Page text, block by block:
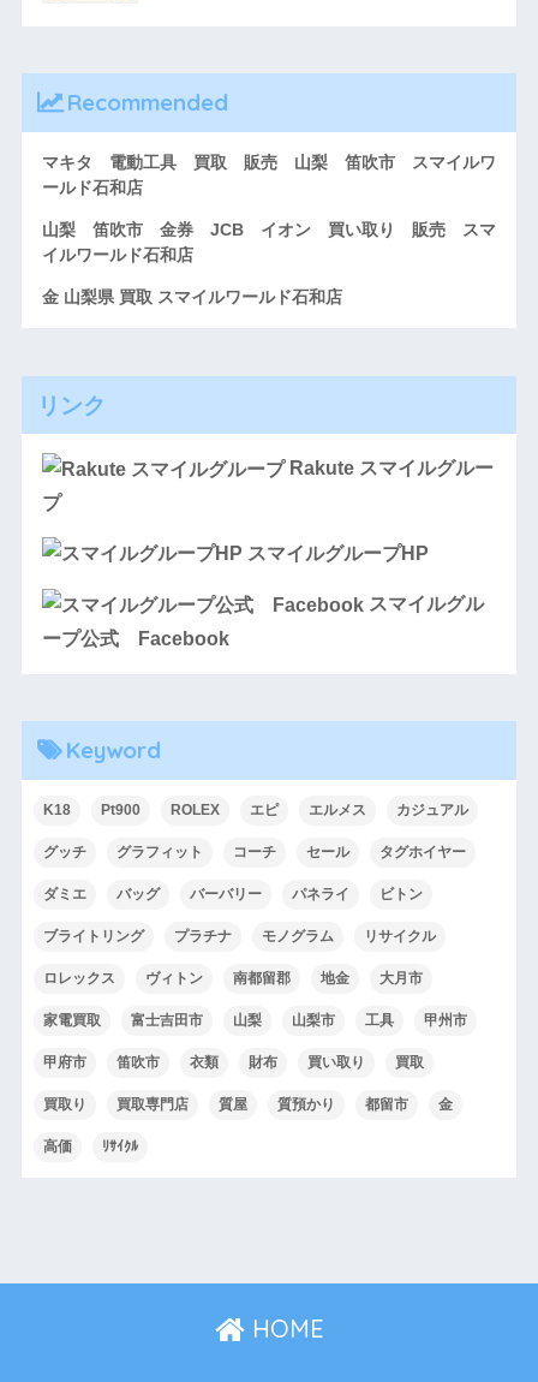
Recommended
マキタ 電動工具 買取 販売 山梨 笛吹市 スマイルワ
ールド石和店
山梨 笛吹市 金券 JCB イオン 買い取り 販売 スマ
イルワールド石和店
金 山梨県 買取 スマイルワールド石和店
リンク
Rakute スマイルグルー
プ
スマイルグループHP
スマイルグル
ープ公式 Facebook
Keyword
K18 Pt900 ROLEX エピ エルメス カジュアル
グッチ グラフィット コーチ セール タグホイヤー
ダミエ バッグ バーバリー パネライ ビトン
ブライトリング プラチナ モノグラム リサイクル
ロレックス ヴィトン 南都留郡 地金 大月市
家電買取 富士吉田市 山梨 山梨市 工具 甲州市
甲府市 笛吹市 衣類 財布 買い取り 買取
買取り 買取専門店 質屋 質預かり 都留市 金
高価 ﾘｻｲｸﾙ
HOME